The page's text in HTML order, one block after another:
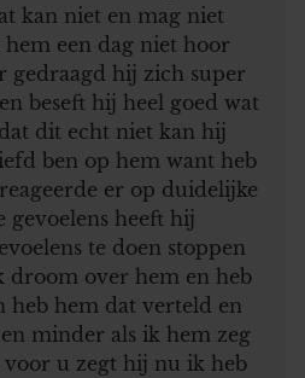
kan niet en mag niet
een dag niet hoor
gedraagd hij zich super
beseft hij heel goed wat
dit echt niet kan hij
ben op hem want heb
er op duidelijke
heeft hij
te doen stoppen
droom over hem en heb
heb hem dat verteld en
minder als ik hem zeg
u zegt hij nu ik heb